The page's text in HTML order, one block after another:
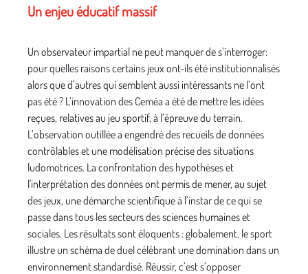
Un enjeu éducatif massif
Un observateur impartial ne peut manquer de s’interroger:
pour quelles raisons certains jeux ont-ils été institutionnalisés
alors que d’autres qui semblent aussi intéressants ne l’ont
pas été ? L’innovation des Ceméa a été de mettre les idées
reçues, relatives au jeu sportif, à l’épreuve du terrain.
L’observation outillée a engendré des recueils de données
contrôlables et une modélisation précise des situations
ludomotrices. La confrontation des hypothèses et
l'interprétation des données ont permis de mener, au sujet
des jeux, une démarche scientifique à l’instar de ce qui se
passe dans tous les secteurs des sciences humaines et
sociales. Les résultats sont éloquents : globalement, le sport
illustre un schéma de duel célébrant une domination dans un
environnement standardisé. Réussir, c’est s’opposer